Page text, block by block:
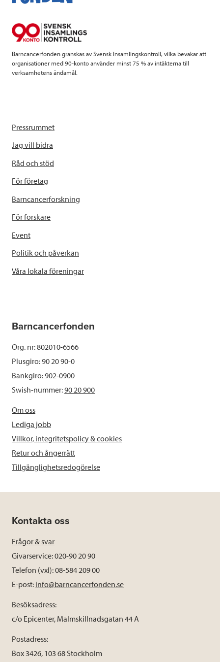
k
Barncancerfonden granskas av Svensk Insamlingskontroll, vilka bevakar att
organisationer med 90-konto använder minst 75 % av intäkterna till
verksamhetens ändamål.
Pressrummet
Jag vill bidra
Råd och stöd
För företag
Barncancerforskning
För forskare
Event
Politik och påverkan
Våra lokala föreningar
Barncancerfonden
Org. nr: 802010-6566
Plusgiro: 90 20 90-0
Bankgiro: 902-0900
Swish-nummer:90 20 900
Om oss
Lediga jobb
Villkor, integritetspolicy & cookies
Retur och ångerrätt
Tillgänglighetsredogörelse
Kontakta oss
Frågor & svar
Givarservice: 020-90 20 90
Telefon (vxl): 08-584 209 00
E-post: info@barncancerfonden.se
Besöksadress:
c/o Epicenter, Malmskillnadsgatan 44 A
Postadress:
Box 3426, 103 68 Stockholm